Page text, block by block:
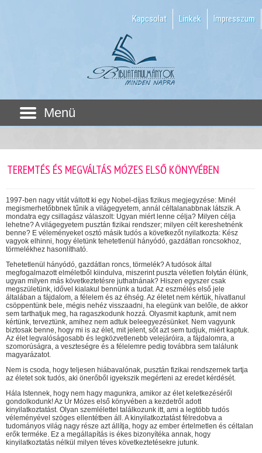
Kapcsolat Linkek Impresszum
Menü
TEREMTÉS ÉS MEGVÁLTÁS MÓZES ELSŐ KÖNYVÉBEN
1997-ben nagy vitát váltott ki egy Nobel-díjas fizikus megjegyzése: Minél
megismerhetőbbnek tűnik a világegyetem, annál céltalanabbnak látszik. A
mondatra egy csillagász válaszolt: Ugyan miért lenne célja? Milyen célja
lehetne? A világegyetem pusztán fizikai rendszer; milyen célt kereshetnénk
benne? E véleményeket osztó másik tudós a következőt nyilatkozta: Kész
vagyok elhinni, hogy életünk tehetetlenül hányódó, gazdátlan roncsokhoz,
törmelékhez hasonlítható.
Tehetetlenül hányódó, gazdátlan roncs, törmelék? A tudósok által
megfogalmazott elméletből kiindulva, miszerint puszta véletlen folytán élünk,
ugyan milyen más következtetésre juthatnának? Hiszen egyszer csak
megszületünk, idővel kialakul bennünk a tudat. Az eszmélés első jele
általában a fájdalom, a félelem és az éhség. Az életet nem kértük, hívatlanul
csöppentünk bele, mégis nehéz visszaadni, ha elegünk van belőle, de akkor
sem tarthatjuk meg, ha ragaszkodunk hozzá. Olyasmit kaptunk, amit nem
kértünk, terveztünk, amihez nem adtuk beleegyezésünket. Nem vagyunk
biztosak benne, hogy mi is az élet, mit jelent, sőt azt sem tudjuk, miért kaptuk.
Az élet legvalóságosabb és legközvetlenebb velejáróira, a fájdalomra, a
szomorúságra, a veszteségre és a félelemre pedig továbbra sem találunk
magyarázatot.
Nem is csoda, hogy teljesen hiábavalónak, pusztán fizikai rendszernek tartja
az életet sok tudós, aki önerőből igyekszik megérteni az eredet kérdését.
Hála Istennek, hogy nem hagy magunkra, amikor az élet keletkezéséről
gondolkodunk! Az Úr Mózes első könyvében a kezdetről adott
kinyilatkoztatást. Olyan szemlélettel találkozunk itt, ami a legtöbb tudós
véleményével szöges ellentétben áll. A kinyilatkoztatást félredobva a
tudományos világ nagy része azt állítja, hogy az ember értelmetlen és céltalan
erők terméke. Ez a megállapítás is ékes bizonyítéka annak, hogy
kinyilatkoztatás nélkül milyen téves következtetésekre jutunk.